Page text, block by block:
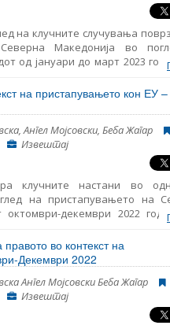
на клучните случувања
Македонија во
од јануари до март 2023
аспекти на
во областа на
на јавната
права.
на пристапувањето кон ЕУ –
Ангел Мојсовски, Беба Жагар
Извештај
клучните настани во
на пристапувањето на
декември 2022
начела за пристапување
во
на јавната
во контекст на
Декември 2022
Ангел Мојсовски Беба Жагар
Извештај